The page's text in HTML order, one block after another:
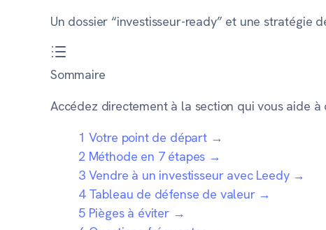
Un dossier “investisseur-ready” et une stratégie
Sommaire
Accédez directement à la section qui vous aide
1 Votre point de départ →
2 Méthode en 7 étapes →
3 Vendre à un investisseur avec Leedy →
4 Tableau de défense de valeur →
5 Pièges à éviter →